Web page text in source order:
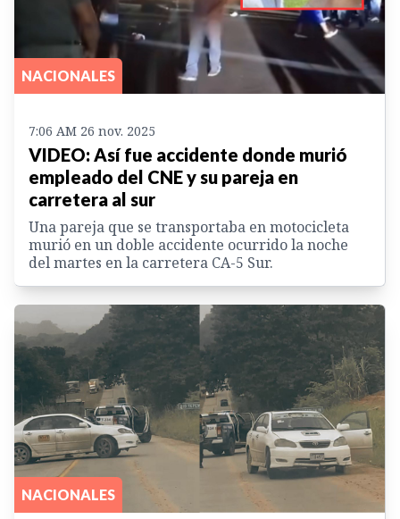
NACIONALES
7:06 AM 26 nov. 2025
VIDEO: Así fue accidente donde murió
empleado del CNE y su pareja en
carretera al sur
Una pareja que se transportaba en motocicleta
murió en un doble accidente ocurrido la noche
del martes en la carretera CA-5 Sur.
NACIONALES